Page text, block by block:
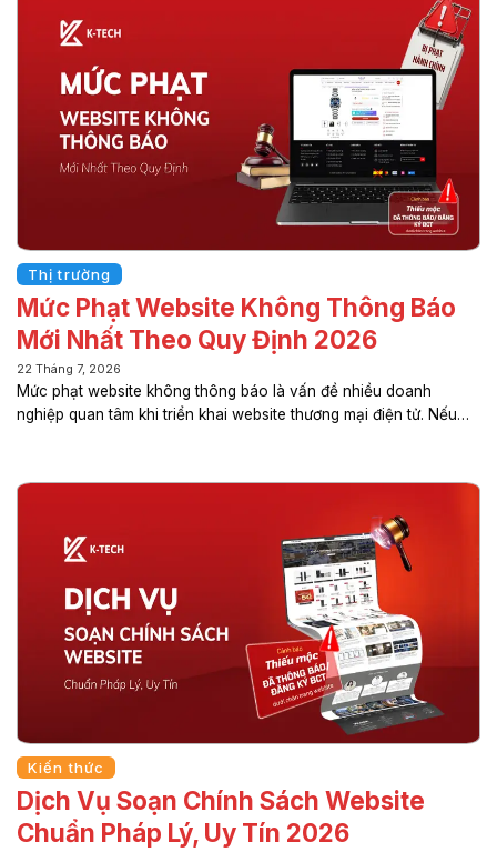
pháp lý trong quá trình vận hành website. Trong bài viết này, K-
TECH sẽ giúp bạn hiểu rõ quy định mới nhất năm 2026, các nội
dung cần có và cách xây dựng chính...
Thị trường
Mức Phạt Website Không Thông Báo
Mới Nhất Theo Quy Định 2026
22 Tháng 7, 2026
Mức phạt website không thông báo là vấn đề nhiều doanh
nghiệp quan tâm khi triển khai website thương mại điện tử. Nếu
pháp lý. Cùng K-TECH tìm hiểu mức xử phạt mới nhất năm 2026
website không thông báo sẽ giúp doanh nghiệp chủ động tuân
thủ quy định, hạn chế rủi ro pháp lý và tránh những khoản xử
Kiến thức
Dịch Vụ Soạn Chính Sách Website
Chuẩn Pháp Lý, Uy Tín 2026